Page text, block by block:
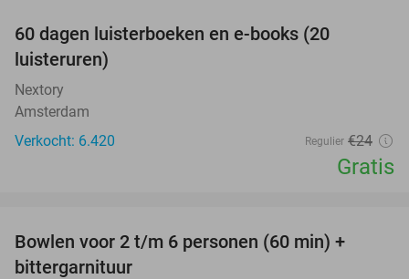
60 dagen luisterboeken en e-books (20
luisteruren)
Nextory
Amsterdam
Verkocht: 6.420
Regulier €24
Gratis
Bowlen voor 2 t/m 6 personen (60 min) +
bittergarnituur